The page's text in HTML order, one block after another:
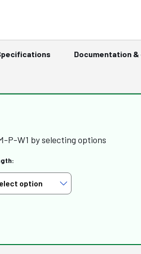
Documentation &
P-W1 by selecting options